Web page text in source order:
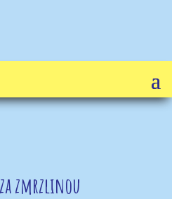
za zmrzlinou